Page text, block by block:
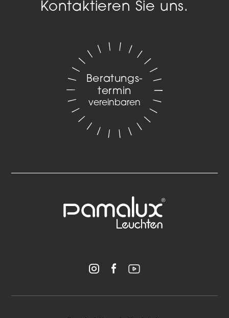
Kontaktieren Sie uns.
Beratungs­
termin
vereinbaren